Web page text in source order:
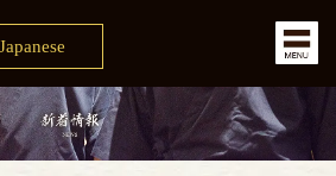
Japanese